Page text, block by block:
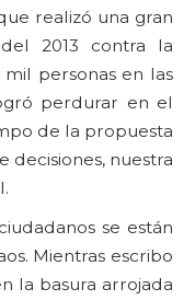
realizó una gran
2013 contra la
personas en las
perdurar en el
de la propuesta
decisiones, nuestra
se están
Mientras escribo
la basura arrojada